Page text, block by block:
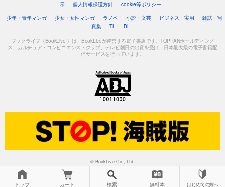
示
個人情報保護方針
cookie等ポリシー
少年・青年マンガ
少女・女性マンガ ラノベ 小説・文芸 ビジネス・実用
雑誌・写
真集
TL BL
ブックライブ（BookLive!）は、BookLiveが運営する電子書店です。TOPPANホールディング
ス、カルチュア・コンビニエンス・クラブ、テレビ朝日の出資を受け、日本最大級の電子書籍配
信サービスを行っています。
© BookLive Co., Ltd.
トップ カート 検索 無料本 はじめての方へ